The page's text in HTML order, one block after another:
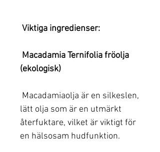
Viktiga ingredienser:
Macadamia Ternifolia fröolja
(ekologisk)
Macadamiaolja är en silkeslen,
lätt olja som är en utmärkt
återfuktare, vilket är viktigt för
en hälsosam hudfunktion.